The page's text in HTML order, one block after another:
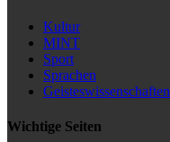
Kultur
MINT
Sport
Sprachen
Geisteswissenschaften
Wichtige Seiten